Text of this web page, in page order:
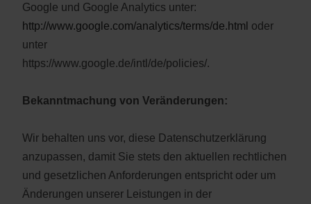
Google und Google Analytics unter:
http://www.google.com/analytics/terms/de.html oder
unter
https://www.google.de/intl/de/policies/.
Bekanntmachung von Veränderungen:
Wir behalten uns vor, diese Datenschutzerklärung
anzupassen, damit Sie stets den aktuellen rechtlichen
und gesetzlichen Anforderungen entspricht oder um
Änderungen unserer Leistungen in der